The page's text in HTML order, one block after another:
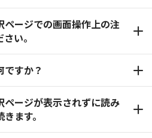
ページでの画面操作上の注
い。
ですか？
ページが表示されずに読み
ます。